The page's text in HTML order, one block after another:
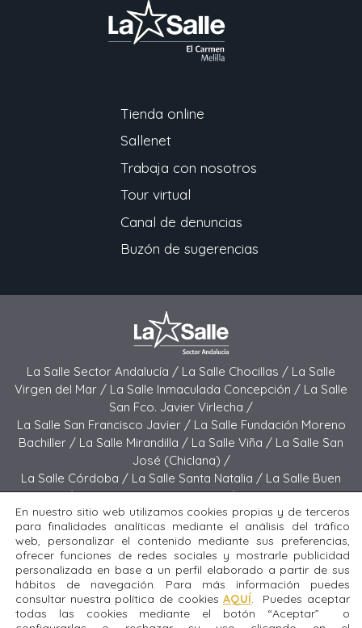
Tienda online
Sallenet
Trabaja con nosotros
Tour virtual
Canal de denuncias
Buzón de sugerencias
La Salle Sector Andalucía / La Salle Chocillas / La Salle
Virgen del Mar / La Salle Inmaculada Concepción / La Salle
San Fco. Javier Virlecha /
La Salle San Francisco Javier / La Salle Fundación Moreno
Bachiller / La Salle Mirandilla / La Salle Viña / La Salle San
José (Chiclana) /
La Salle Córdoba / La Salle Santa Natalia / La Salle Buen
Pastor /La Salle Sagrado Corazón /La Salle San José
(Jerez) / La Salle El Carmen (Melilla) /
La Salle Buen Consejo /La Salle El Carmen (San Fernando) /
La Salle San Francisco /La Salle Felipe Benito /La Salle La
Purísima
Todos los derechos reservados. Diseñado y desarrollado
por el equipo T.I.C. del Sector Andalucía © 2024 La Salle
En nuestro sitio web utilizamos cookies propias y de terceros
para finalidades analíticas mediante el análisis del tráfico
web, personalizar el contenido mediante sus preferencias,
ofrecer funciones de redes sociales y mostrarle publicidad
personalizada en base a un perfil elaborado a partir de sus
hábitos de navegación. Para más información puedes
consultar nuestra política de cookiesAQUÍ. Puedes aceptar
todas las cookies mediante el botón “Aceptar” o